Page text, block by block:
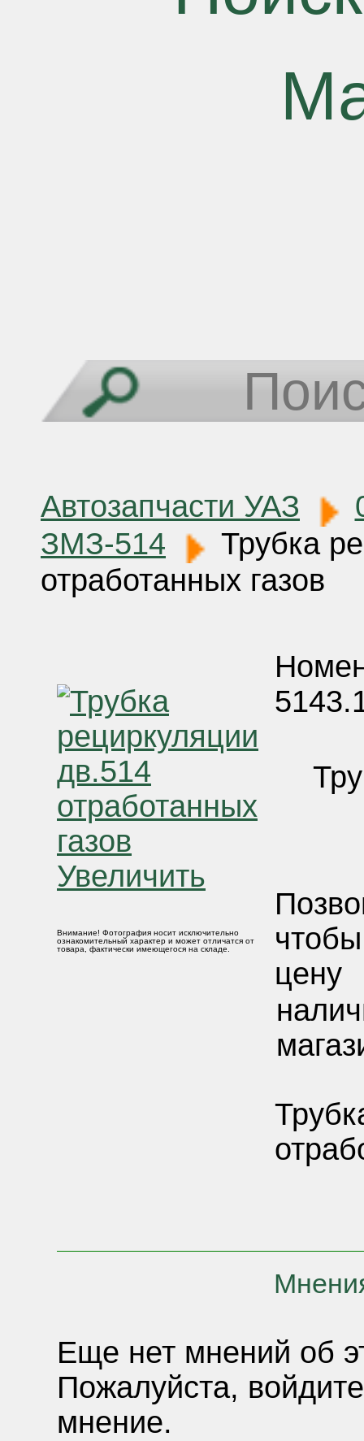
Автозапчасти УАЗ
ЗМЗ-514
Трубка
отработанных газов
Увеличить
Внимание! Фотография носит исключительно
ознакомительный характер и может отличатся от
товара, фактически имеющегося на складе.
цену
Еще нет мнений об
Пожалуйста,
мнение.